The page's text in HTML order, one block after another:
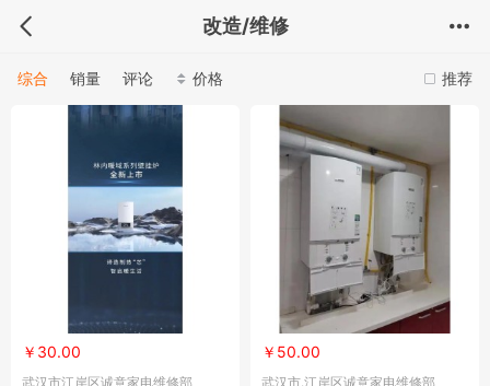
改造/维修
推荐
综合 销量 评论 价格
￥30.00
武汉市江岸区诚意家电维修部
￥50.00
武汉市.江岸区诚意家电维修部